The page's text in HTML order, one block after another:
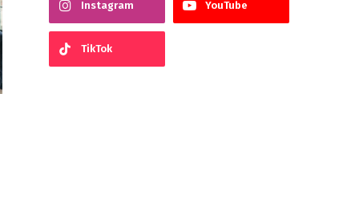
TikTok